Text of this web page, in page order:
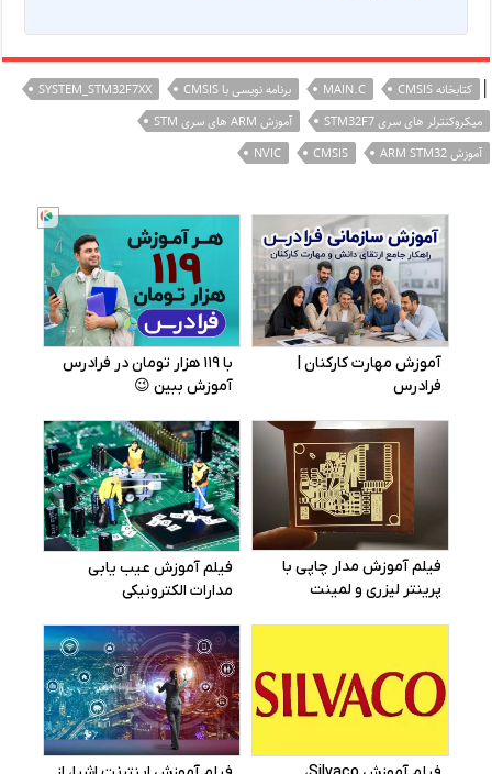
| کتابخانه CMSIS MAIN.C برنامه نویسی با CMSIS
SYSTEM_STM32F7XX
میکروکنترلر های سری STM32F7
آموزش ARM های سری STM
آموزش ARM STM32
CMSIS
NVIC